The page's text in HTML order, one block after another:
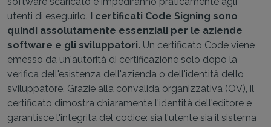
utenti di eseguirlo. I certificati Code Signing sono
quindi assolutamente essenziali per le aziende
software e gli sviluppatori. Un certificato Code viene
emesso da un'autorità di certificazione solo dopo la
verifica dell'esistenza dell'azienda o dell'identità dello
sviluppatore. Grazie alla convalida organizzativa (OV), il
certificato dimostra chiaramente l'identità dell'editore e
garantisce l'integrità del codice: sia l'utente sia il sistema